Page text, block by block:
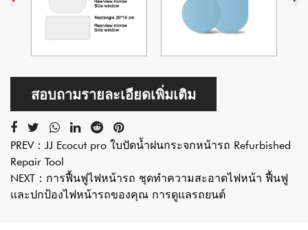
สอบถามรายละเอียดเพิ่มเติม
PREV： JJ Ecocut pro ใบปัดน้ำฝนกระจกหน้ารถ Refurbished
Repair Tool
NEXT： การฟื้นฟูไฟหน้ารถ ชุดทำความสะอาดไฟหน้า ฟื้นฟู
และปกป้องไฟหน้ารถของคุณ การดูแลรถยนต์